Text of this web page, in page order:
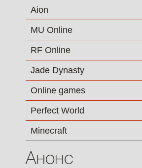
Aion
MU Online
RF Online
Jade Dynasty
Online games
Perfect World
Minecraft
Анонс